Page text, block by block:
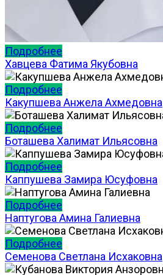
Подробнее
Хавцева Фатима Якубовна
Подробнее
Какупшева Анжела Ахмедовна
Подробнее
Боташева Халимат Ильясовна
Подробнее
Каппушева Замира Юсуфовна
Подробнее
Наптугова Амина Галиевна
Подробнее
Семенова Светлана Исхаковна